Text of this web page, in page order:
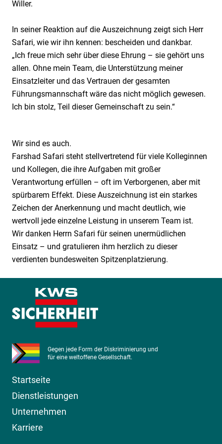
Willer.
In seiner Reaktion auf die Auszeichnung zeigt sich Herr
Safari, wie wir ihn kennen: bescheiden und dankbar.
„Ich freue mich sehr über diese Ehrung – sie gehört uns
allen. Ohne mein Team, die Unterstützung meiner
Einsatzleiter und das Vertrauen der gesamten
Führungsmannschaft wäre das nicht möglich gewesen.
Ich bin stolz, Teil dieser Gemeinschaft zu sein.“
Wir sind es auch.
Farshad Safari steht stellvertretend für viele Kolleginnen
und Kollegen, die ihre Aufgaben mit großer
Verantwortung erfüllen – oft im Verborgenen, aber mit
spürbarem Effekt. Diese Auszeichnung ist ein starkes
Zeichen der Anerkennung und macht deutlich, wie
wertvoll jede einzelne Leistung in unserem Team ist.
Wir danken Herrn Safari für seinen unermüdlichen
Einsatz – und gratulieren ihm herzlich zu dieser
verdienten bundesweiten Spitzenplatzierung.
Gegen jede Form der Diskriminierung und
für eine weltoffene Gesellschaft.
Startseite
Dienstleistungen
Unternehmen
Karriere